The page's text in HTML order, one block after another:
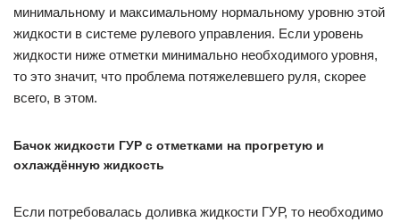
минимальному и максимальному нормальному уровню этой
жидкости в системе рулевого управления. Если уровень
жидкости ниже отметки минимально необходимого уровня,
то это значит, что проблема потяжелевшего руля, скорее
всего, в этом.
Бачок жидкости ГУР с отметками на прогретую и
охлаждённую жидкость
Если потребовалась доливка жидкости ГУР, то необходимо